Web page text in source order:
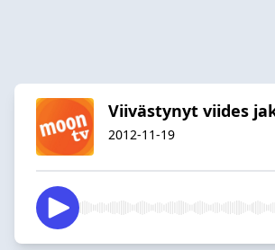
Viivästynyt viides
2012-11-19